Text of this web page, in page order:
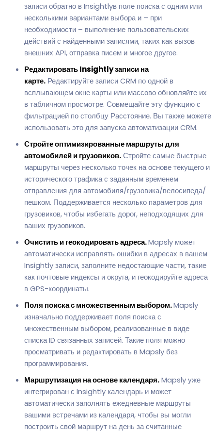
записи обратно в Insightlyв поле поиска с одним или
несколькими вариантами выбора и – при
необходимости – выполнение пользовательских
действий с найденными записями, таких как вызов
внешних API, отправка писем и многое другое.
Редактировать Insightly записи на
карте. Редактируйте записи CRM по одной в
всплывающем окне карты или массово обновляйте их
в табличном просмотре. Совмещайте эту функцию с
фильтрацией по столбцу Расстояние. Вы также можете
использовать это для запуска автоматизации CRM.
Стройте оптимизированные маршруты для
автомобилей и грузовиков.Стройте самые быстрые
маршруты через несколько точек на основе текущего и
исторического трафика с заданным временем
отправления для автомобиля/грузовика/велосипеда/
пешком. Поддерживается несколько параметров для
грузовиков, чтобы избегать дорог, неподходящих для
ваших грузовиков.
Очистить и геокодировать адреса.Mapsly может
автоматически исправлять ошибки в адресах в вашем
Insightly записи, заполните недостающие части, такие
как почтовые индексы и округа, и геокодируйте адреса
в GPS-координаты.
Поля поиска с множественным выбором.Mapsly
изначально поддерживает поля поиска с
множественным выбором, реализованные в виде
списка ID связанных записей. Такие поля можно
просматривать и редактировать в Mapsly без
программирования.
Маршрутизация на основе календаря.Mapsly уже
интегрирован с Insightly календарь и может
автоматически заполнять ежедневные маршруты
вашими встречами из календаря, чтобы вы могли
построить свой маршрут на день за считанные